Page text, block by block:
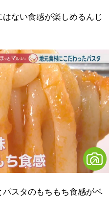
はない食感が楽しめるんじ
スタのもちもち食感がベ